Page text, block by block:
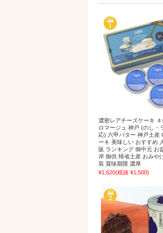
濃密レアチーズケーキ
ロマージュ 神戸 (のし・
応) 六甲バター 神戸土産
ーキ 美味しい おすすめ
販 ランキング 御中元 お
岸 御供 帰省土産 おみや
装 賞味期限 濃厚
¥1,620(税抜 ¥1,500)